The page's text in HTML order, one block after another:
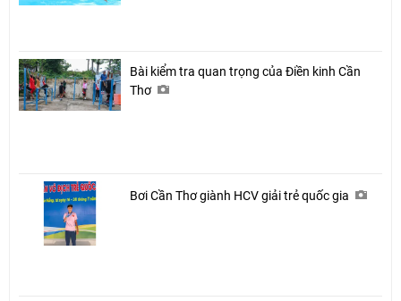
Bài kiểm tra quan trọng của Điền kinh Cần
Thơ
Bơi Cần Thơ giành HCV giải trẻ quốc gia